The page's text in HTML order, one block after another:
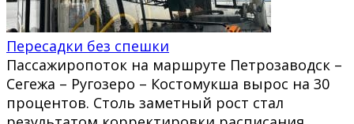
Пересадки без спешки
Пассажиропоток на маршруте Петрозаводск –
Сегежа – Ругозеро – Костомукша вырос на 30
процентов. Столь заметный рост стал